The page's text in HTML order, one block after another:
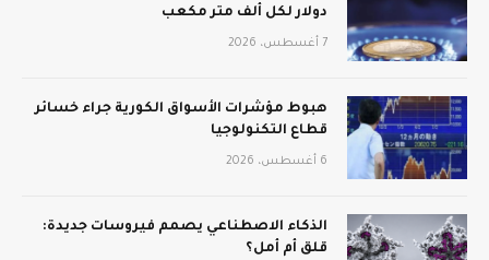
دولار لكل ألف متر مكعب
7 أغسطس، 2026
هبوط مؤشرات الأسواق الكورية جراء خسائر
قطاع التكنولوجيا
6 أغسطس، 2026
الذكاء الاصطناعي يصمم فيروسات جديدة:
قلق أم أمل؟